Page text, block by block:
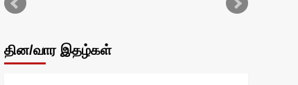
தின/வார இதழ்கள்